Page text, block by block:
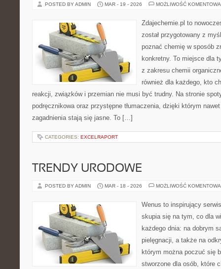
POSTED BY ADMIN MAR - 19 - 2026 MOŻLIWOŚĆ
Zdajechemie.pl to
został przygotowany z
poznać chemię w sposób
konkretny. To miejsce dla
z zakresu chemii
również dla każdego, kto
reakcji, związków i przemian nie musi być trudny. Na stronie
podręcznikowa oraz przystępne tłumaczenia, dzięki którym nawet
zagadnienia stają się jasne. To […]
CATEGORIES: EXCELRAPORT
TRENDY URODOWE
POSTED BY ADMIN MAR - 18 - 2026 MOŻLIWOŚĆ
Wenus to inspirujący
skupia się na tym, co dla
każdego dnia: na dobrym
pielęgnacji, a także na
którym można poczuć się
stworzone dla osób, które